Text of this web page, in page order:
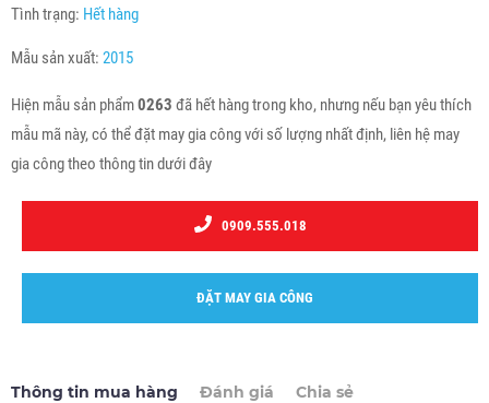
Tình trạng: Hết hàng
Mẫu sản xuất: 2015
Hiện mẫu sản phẩm0263 đã hết hàng trong kho, nhưng nếu bạn yêu thích
mẫu mã này, có thể đặt may gia công với số lượng nhất định, liên hệ may
gia công theo thông tin dưới đây
0909.555.018
ĐẶT MAY GIA CÔNG
Thông tin mua hàng Đánh giá Chia sẻ